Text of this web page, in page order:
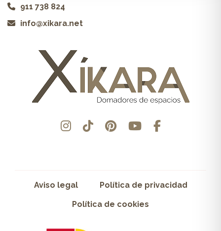
911 738 824
info@xikara.net
Aviso legal Política de privacidad
Política de cookies